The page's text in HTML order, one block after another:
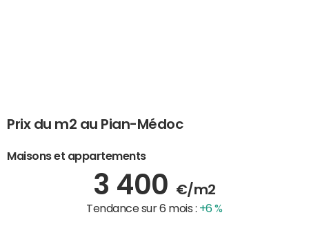
Prix du m2 au Pian-Médoc
Maisons et appartements
3 400 €/m2
Tendance sur 6 mois : +6 %